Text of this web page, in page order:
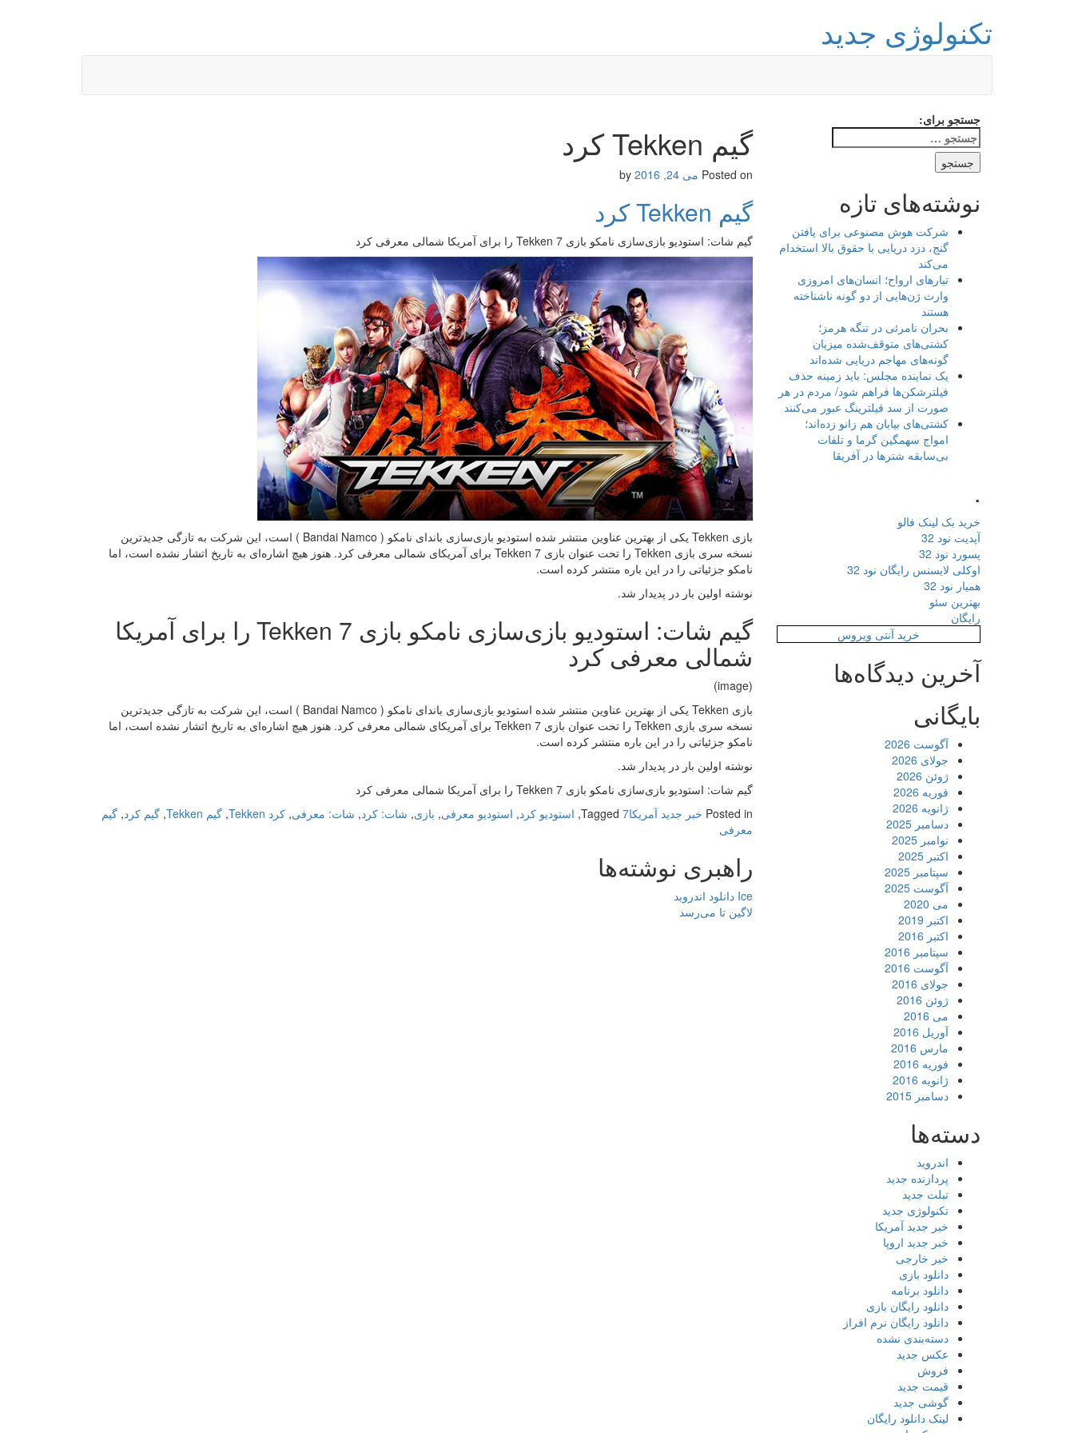
تکنولوژی جدید
گیم Tekken کرد
Posted on می 24, 2016
گیم Tekken کرد
گیم شات: استودیو بازی‌سازی نامکو بازی Tekken 7 را برای آمریکا شمالی معرفی کرد
بازی Tekken یکی از بهترین عناوین منتشر شده استودیو بازی‌سازی باندای نامکو ( Bandai Namco ) است، این شرکت به تازگی جدیدترین
نسخه سری بازی Tekken را تحت عنوان بازی Tekken 7 برای آمریکای شمالی معرفی کرد. هنوز هیچ اشاره‌ای به تاریخ اتشار نشده است، اما
نامکو جزئیاتی را در این باره منتشر کرده است.
نوشته اولین بار در پدیدار شد.
گیم شات: استودیو بازی‌سازی نامکو بازی Tekken 7 را برای آمریکا
شمالی معرفی کرد
(image)
بازی Tekken یکی از بهترین عناوین منتشر شده استودیو بازی‌سازی باندای نامکو ( Bandai Namco ) است، این شرکت به تازگی جدیدترین
نسخه سری بازی Tekken را تحت عنوان بازی Tekken 7 برای آمریکای شمالی معرفی کرد. هنوز هیچ اشاره‌ای به تاریخ اتشار نشده است، اما
نامکو جزئیاتی را در این باره منتشر کرده است.
نوشته اولین بار در پدیدار شد.
گیم شات: استودیو بازی‌سازی نامکو بازی Tekken 7 را برای آمریکا شمالی معرفی کرد
Posted in خبر جدید آمریکا Tagged 7
, استودیو کرد, استودیو معرفی, بازی, شات: کرد, شات: معرفی, کرد Tekken , گیم Tekken , گیم کرد, گیم
معرفی
راهبری نوشته‌ها
Ice دانلود اندروید
لاگین تا می‌رسد
جستجو برای:
نوشته‌های تازه
شرکت هوش مصنوعی برای یافتن
گنج، دزد دریایی با حقوق بالا استخدام
می‌کند
تبارهای ارواح؛ انسان‌های امروزی
وارث ژن‌هایی از دو گونه ناشناخته
هستند
بحران نامرئی در تنگه هرمز؛
کشتی‌های متوقف‌شده میزبان
گونه‌های مهاجم دریایی شده‌اند
یک نماینده مجلس: باید زمینه حذف
فیلترشکن‌ها فراهم شود/ مردم در هر
صورت از سد فیلترینگ عبور می‌کنند
کشتی‌های بیابان هم زانو زده‌اند؛
امواج سهمگین گرما و تلفات
بی‌سابقه شترها در آفریقا
.
خرید بک لینک فالو
آپدیت نود 32
پسورد نود 32
اوکلی لایسنس رایگان نود 32
همیار نود 32
بهترین سئو
رایگان
خرید آنتی ویروس
آخرین دیدگاه‌ها
بایگانی
آگوست 2026
جولای 2026
ژوئن 2026
فوریه 2026
ژانویه 2026
دسامبر 2025
نوامبر 2025
اکتبر 2025
سپتامبر 2025
آگوست 2025
می 2020
اکتبر 2019
اکتبر 2016
سپتامبر 2016
آگوست 2016
جولای 2016
ژوئن 2016
می 2016
آوریل 2016
مارس 2016
فوریه 2016
ژانویه 2016
دسامبر 2015
دسته‌ها
اندروید
پردازنده جدید
تبلت جدید
تکنولوژی جدید
خبر جدید آمریکا
خبر جدید اروپا
خبر خارجی
دانلود بازی
دانلود برنامه
دانلود رایگان بازی
دانلود رایگان نرم افراز
دسته‌بندی نشده
عکس جدید
فروش
قیمت جدید
گوشی جدید
لینک دانلود رایگان